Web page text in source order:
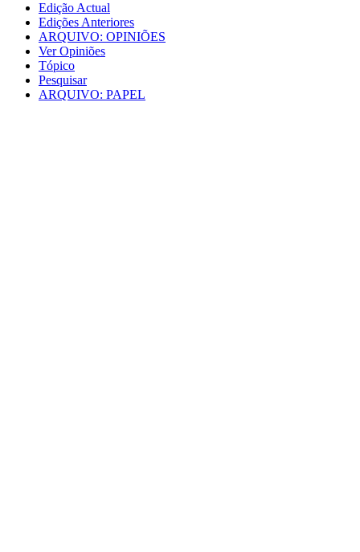
Edição Actual
Edições Anteriores
ARQUIVO: OPINIÕES
Ver Opiniões
Tópico
Pesquisar
ARQUIVO: PAPEL